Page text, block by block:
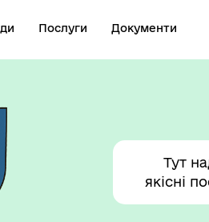
Послуги Документи
Тут
якісні